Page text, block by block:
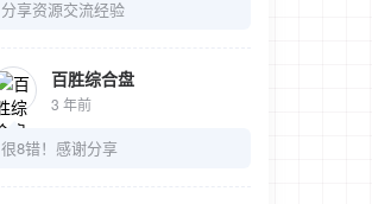
分享资源交流经验
百胜综合盘
3 年前
很8错！感谢分享